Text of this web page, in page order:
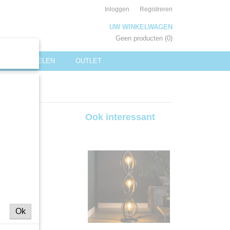
Inloggen Registreren
UW WINKELWAGEN
Geen producten (0)
KLEINMEUBELEN OUTLET
Ook interessant
Ok